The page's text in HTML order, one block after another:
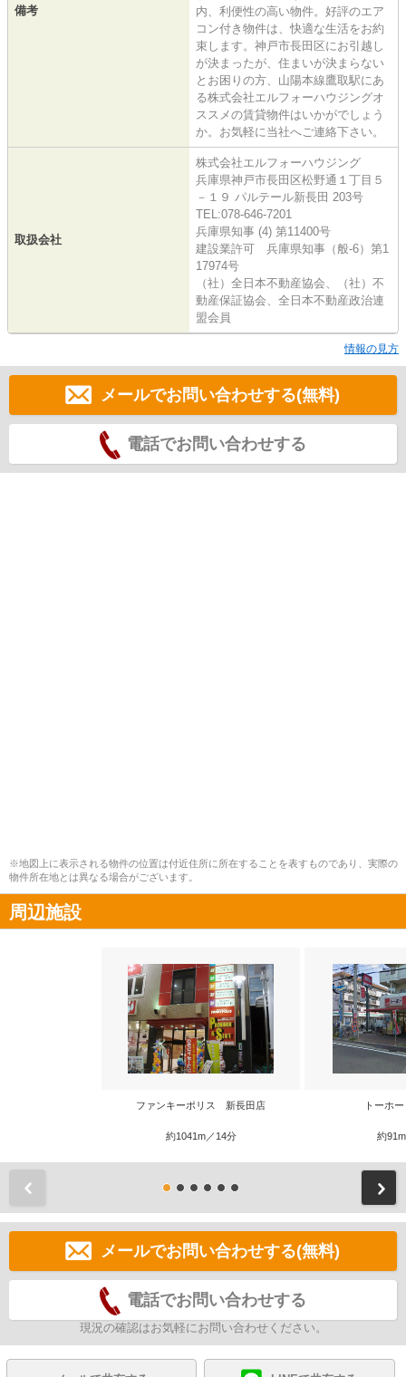
備考
内、利便性の高い物件。好評のエア
コン付き物件は、快適な生活をお約
束します。神戸市長田区にお引越し
が決まったが、住まいが決まらない
とお困りの方、山陽本線鷹取駅にあ
る株式会社エルフォーハウジングオ
ススメの賃貸物件はいかがでしょう
か。お気軽に当社へご連絡下さい。
取扱会社
株式会社エルフォーハウジング
兵庫県神戸市長田区松野通１丁目５
－１９ パルテール新長田 203号
TEL:078-646-7201
兵庫県知事 (4) 第11400号
建設業許可 兵庫県知事（般-6）第1
17974号
（社）全日本不動産協会、（社）不
動産保証協会、全日本不動産政治連
盟会員
情報の見方
メールでお問い合わせする(無料)
電話でお問い合わせする
※地図上に表示される物件の位置は付近住所に所在することを表すものであり、実際の
物件所在地とは異なる場合がございます。
周辺施設
ファンキーポリス 新長田店
約1041m／14分
トーホ
約
メールでお問い合わせする(無料)
電話でお問い合わせする
現況の確認はお気軽にお問い合わせください。